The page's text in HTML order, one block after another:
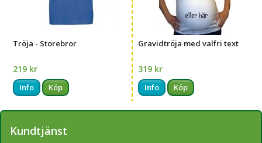
Tröja - Storebror
219 kr
Info Köp
Gravidtröja med valfri text
319 kr
Info Köp
Kundtjänst